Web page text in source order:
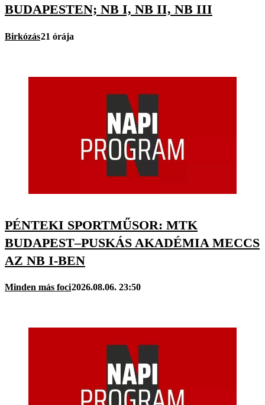
BUDAPESTEN; NB I, NB II, NB III
Birkózás21 órája
PÉNTEKI SPORTMŰSOR: MTK
BUDAPEST–PUSKÁS AKADÉMIA MECCS
AZ NB I-BEN
Minden más foci2026.08.06. 23:50